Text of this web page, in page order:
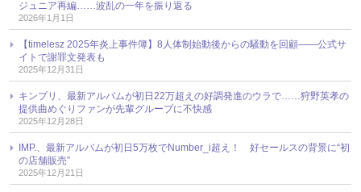
ジュニア再編……波乱の一年を振り返る
2026年1月1日
【timelesz 2025年炎上事件簿】8人体制始動後からの騒動を回顧――公式サ
イトで謝罪文発表も
2025年12月31日
キンプリ、最新アルバムが初日22万超えの好調発進のウラで……狩野英孝の
提供曲めぐりファンが先輩グループに不快感
2025年12月28日
IMP.、最新アルバムが初日5万枚でNumber_i超え！ 好セールスの背景に“初
の店舗販売”
2025年12月21日